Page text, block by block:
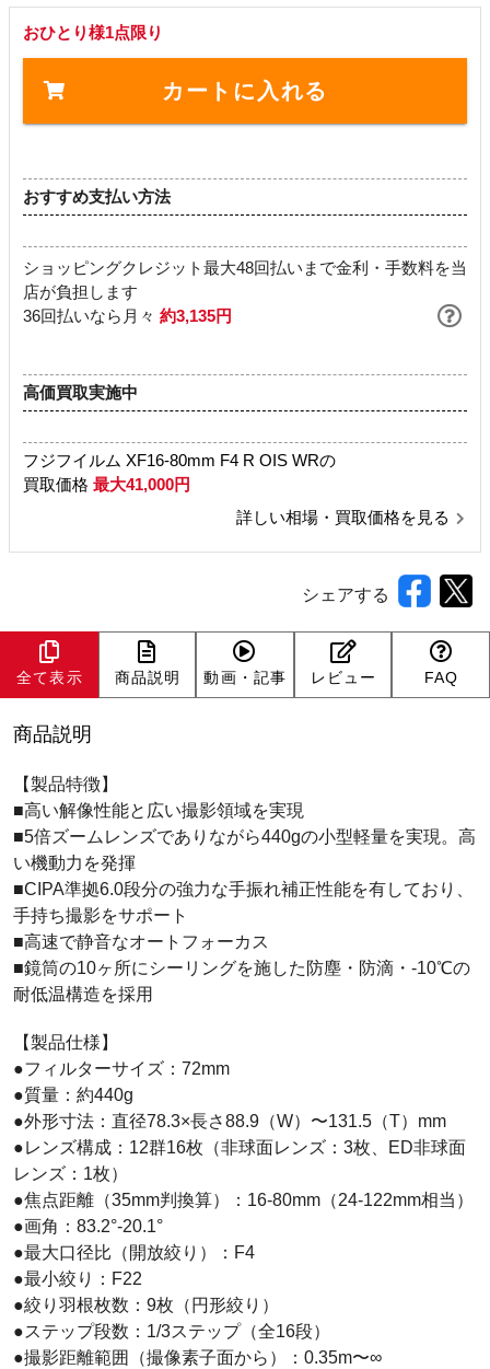
おひとり様1点限り
カートに入れる
おすすめ支払い方法
ショッピングクレジット最大48回払いまで金利・手数料を当
店が負担します
36回払いなら月々 約3,135円
高価買取実施中
フジフイルム XF16-80mm F4 R OIS WRの
買取価格 最大41,000円
詳しい相場・買取価格を見る
シェアする
全て表示 商品説明 動画・記事 レビュー FAQ
商品説明
【製品特徴】
■高い解像性能と広い撮影領域を実現
■5倍ズームレンズでありながら440gの小型軽量を実現。高
い機動力を発揮
■CIPA準拠6.0段分の強力な手振れ補正性能を有しており、
手持ち撮影をサポート
■高速で静音なオートフォーカス
■鏡筒の10ヶ所にシーリングを施した防塵・防滴・-10℃の
耐低温構造を採用
【製品仕様】
●フィルターサイズ：72mm
●質量：約440g
●外形寸法：直径78.3×長さ88.9（W）〜131.5（T）mm
●レンズ構成：12群16枚（非球面レンズ：3枚、ED非球面
レンズ：1枚）
●焦点距離（35mm判換算）：16-80mm（24-122mm相当）
●画角：83.2°-20.1°
●最大口径比（開放絞り）：F4
●最小絞り：F22
●絞り羽根枚数：9枚（円形絞り）
●ステップ段数：1/3ステップ（全16段）
●撮影距離範囲（撮像素子面から）：0.35m〜∞